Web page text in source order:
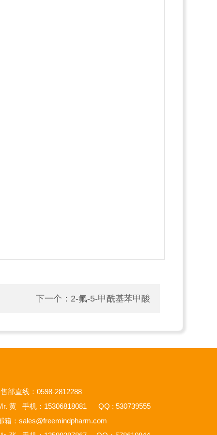
下一个： 2-氟-5-甲酰基苯甲酸
部直线：0598-2812288
黄 手机：15306818081 QQ : 530739555
： sales@freemindpharm.com